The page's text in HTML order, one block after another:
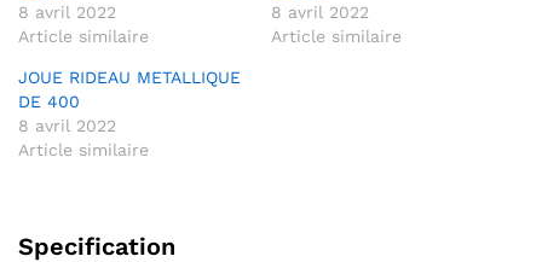
8 avril 2022
Article similaire
8 avril 2022
Article similaire
JOUE RIDEAU METALLIQUE
DE 400
8 avril 2022
Article similaire
Specification